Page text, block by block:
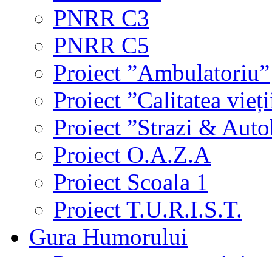
PNRR C3
PNRR C5
Proiect ”Ambulatoriu”
Proiect ”Calitatea
Proiect ”Strazi &
Proiect O.A.Z.A
Proiect Scoala 1
Proiect T.U.R.I.S.T.
Gura Humorului